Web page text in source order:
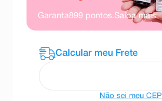
Garanta899 pontos.Saiba mais
Não sei meu CEP